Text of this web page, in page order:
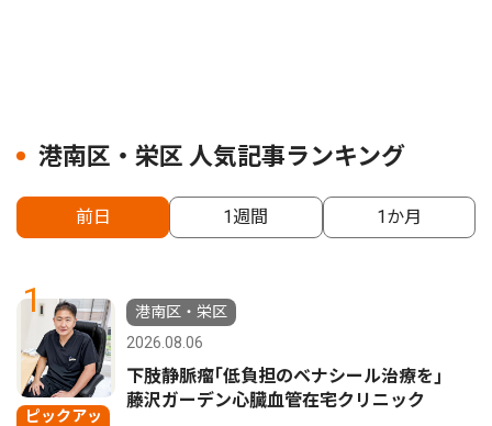
港南区・栄区 人気記事ランキング
前日 1週間 1か月
1
ピックアッ
港南区・栄区
2026.08.06
下肢静脈瘤｢低負担のベナシール治療を｣
藤沢ガーデン心臓血管在宅クリニック